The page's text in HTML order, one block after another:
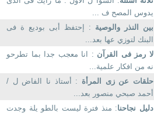
يدوس المصح ف ...
بين النذر والوصية : إحتفظ أبى بوديع ة فى
البنك لتوزي عها بعد...
لا رمز فى القرآن : انا معجب جدا بما تطرحو
نه من افكار علمية...
حلقات عن زى المرأة : أستاذ نا الفاض ل /
أحمد صبحي منصور بعد...
دليل نجاحنا: منذ فترة ليست بالطو يلة وجدت